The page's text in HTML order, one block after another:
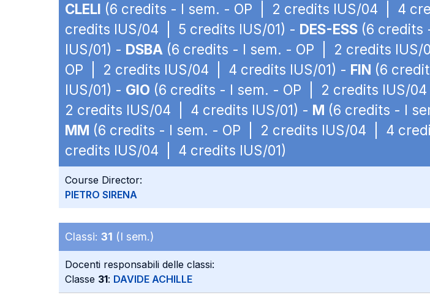
CLELI (6 credits - I sem. - OP | 2 credits IUS/04 | 4
credits IUS/04 | 5 credits IUS/01) - DES-ESS (6
IUS/01) - DSBA (6 credits - I sem. - OP | 2 credits
OP | 2 credits IUS/04 | 4 credits IUS/01) - FIN (6
IUS/01) - GIO (6 credits - I sem. - OP | 2 credits IUS/
2 credits IUS/04 | 4 credits IUS/01) - M (6 credits - I
MM (6 credits - I sem. - OP | 2 credits IUS/04 | 4
credits IUS/04 | 4 credits IUS/01)
Course Director:
PIETRO SIRENA
Classi: 31 (I sem.)
Docenti responsabili delle classi:
Classe 31: DAVIDE ACHILLE